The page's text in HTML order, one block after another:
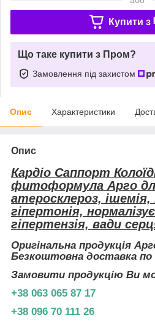
Купити з
Що таке купити з Пром?
Замовлення під захистом
Опис Характеристики
Опис
Кардіо Саппорт
фитоформула Арго
атеросклероз, ішемія,
гіпертонія,
гіпертензія, вади
Оригінальна продукція
Безкоштовна доставка по
Замовити продукцію Ви
+38 063 065 87 17
+38 096 70 111 26